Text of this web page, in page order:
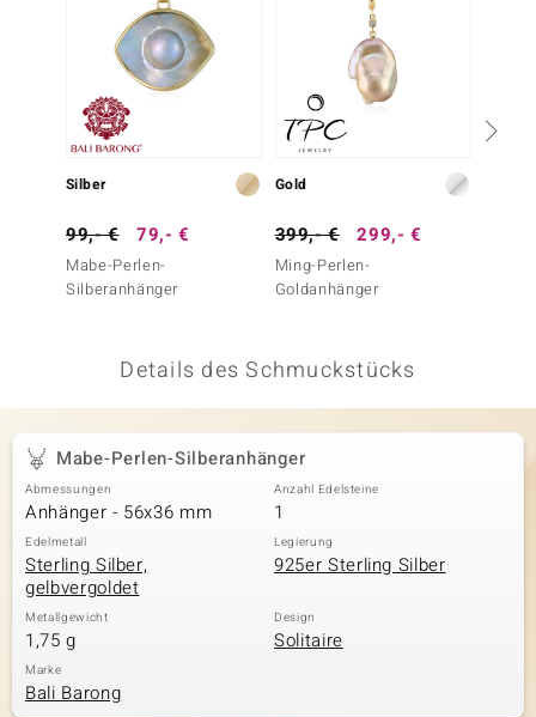
BY DE MELO
Collection
Silber
99,- € 79,- €
Mabe-Perlen-
Silberanhänger
Gold
399,- € 299,- €
Ming-Perlen-
Goldanhänger
Details des Schmuckstücks
Mabe-Perlen-Silberanhänger
Abmessungen
Anhänger - 56x36 mm
Anzahl Edelsteine
1
Edelmetall
Sterling Silber,
gelbvergoldet
Legierung
925er Sterling Silber
Metallgewicht
1,75 g
Design
Solitaire
Marke
Bali Barong